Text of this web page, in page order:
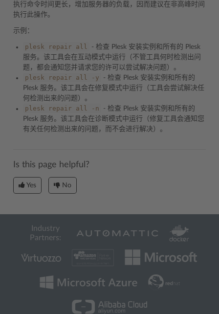
执行命令时间更长，增加服务器的负载，因而建议在非高峰时间
执行此操作。
示例：
plesk repair all
- 检查 Plesk 安装实例和所有的 Plesk
服务。该工具会在互动模式中运行（不管工具何时检测出问
题，都会通知您并请求您的许可以尝试解决问题）。
plesk repair all -y
- 检查 Plesk 安装实例和所有的
Plesk 服务。该工具会在修复模式中运行（工具会尝试解决任
何检测出来的问题）。
plesk repair all -n
- 检查 Plesk 安装实例和所有的
Plesk 服务。该工具会在诊断模式中运行（修复工具会通知您
有关任何检测出来的问题，而不会进行解决）。
Is this page helpful?
Yes No
Industry
Partners: